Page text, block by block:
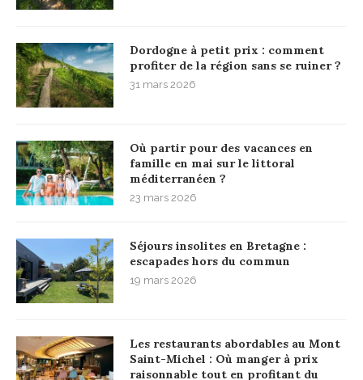
Dordogne à petit prix : comment
profiter de la région sans se ruiner ?
31 mars 2026
Où partir pour des vacances en
famille en mai sur le littoral
méditerranéen ?
23 mars 2026
Séjours insolites en Bretagne :
escapades hors du commun
19 mars 2026
Les restaurants abordables au Mont
Saint-Michel : Où manger à prix
raisonnable tout en profitant du